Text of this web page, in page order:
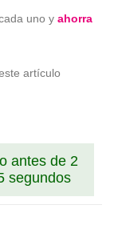
uno y ahorra
artículo
antes de 2
segundos